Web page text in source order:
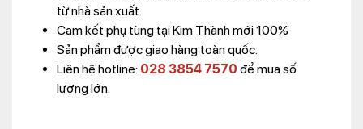
từ nhà sản xuất.
Cam kết phụ tùng tại Kim Thành mới 100%
Sản phẩm được giao hàng toàn quốc.
Liên hệ hotline: 028 3854 7570 để mua số
lượng lớn.